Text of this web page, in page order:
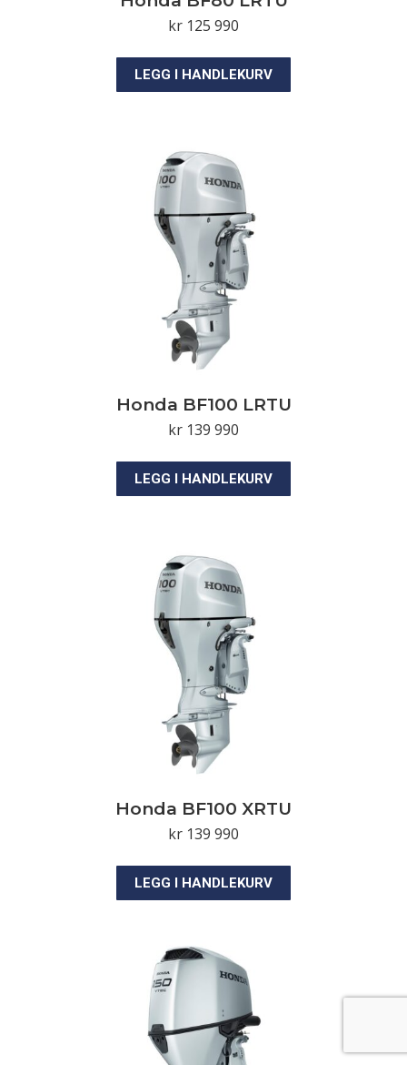
kr 125 990
LEGG I HANDLEKURV
Honda BF100 LRTU
kr 139 990
LEGG I HANDLEKURV
Honda BF100 XRTU
kr 139 990
LEGG I HANDLEKURV